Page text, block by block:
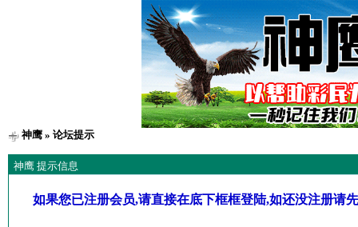
神鹰» 论坛提示
神鹰 提示信息
如果您已注册会员,请直接在底下框框登陆,如还没注册请